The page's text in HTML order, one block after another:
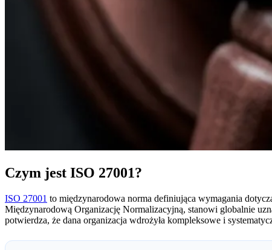
Czym jest ISO 27001?
ISO 27001 to międzynarodowa norma definiująca wymagania
Międzynarodową Organizację Normalizacyjną, stanowi globalnie
potwierdza, że dana organizacja wdrożyła kompleksowe i